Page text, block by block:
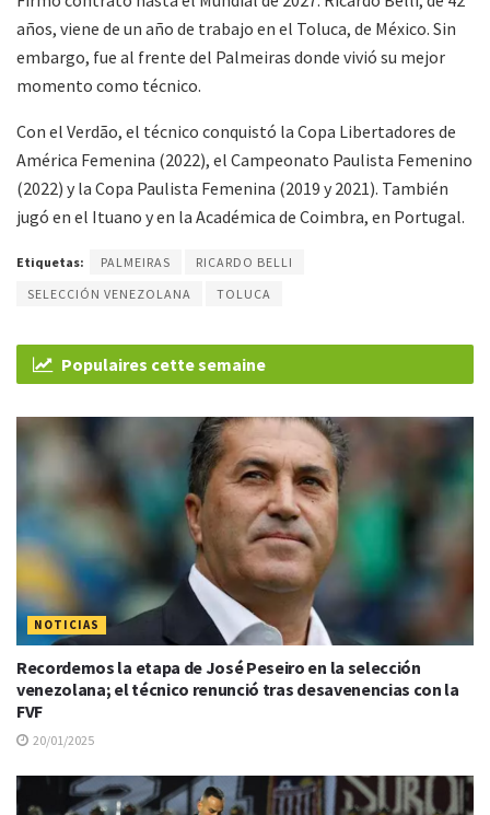
años, viene de un año de trabajo en el Toluca, de México. Sin
embargo, fue al frente del Palmeiras donde vivió su mejor
momento como técnico.
Con el Verdão, el técnico conquistó la Copa Libertadores de
América Femenina (2022), el Campeonato Paulista Femenino
(2022) y la Copa Paulista Femenina (2019 y 2021). También
jugó en el Ituano y en la Académica de Coimbra, en Portugal.
Etiquetas: PALMEIRAS
RICARDO BELLI
SELECCIÓN VENEZOLANA
TOLUCA
Populaires cette semaine
NOTICIAS
Recordemos la etapa de José Peseiro en la selección
venezolana; el técnico renunció tras desavenencias con la
FVF
20/01/2025